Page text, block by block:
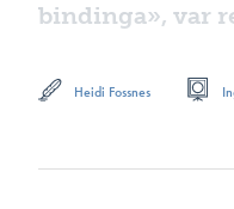
bindinga», var
Heidi Fossnes